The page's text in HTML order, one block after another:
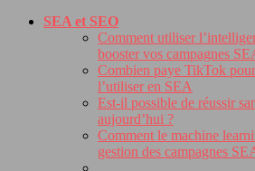
SEA et SEO
Comment utiliser
booster vos campagnes
Combien paye TikTok
l’utiliser en SEA
Est-il possible de réussir
aujourd’hui ?
Comment le machine
gestion des campagnes